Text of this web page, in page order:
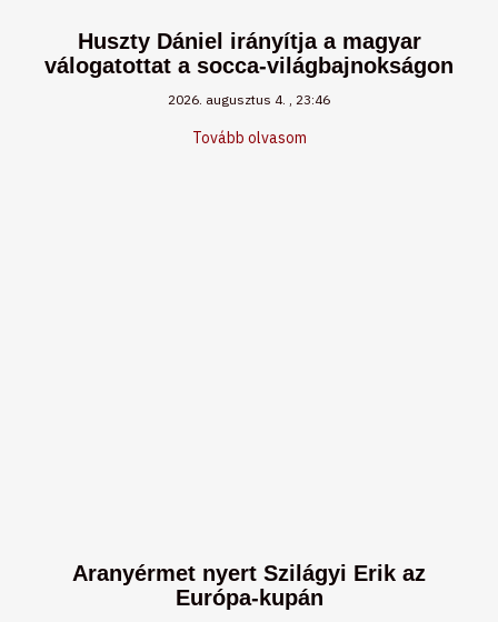
Huszty Dániel irányítja a magyar
válogatottat a socca-világbajnokságon
2026. augusztus 4. 23:46
Tovább olvasom
Aranyérmet nyert Szilágyi Erik az
Európa-kupán